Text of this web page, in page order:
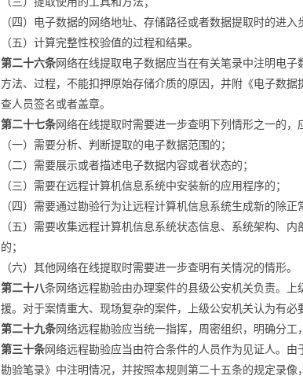
（四）电子数据的网络地址、存储路径或者数据提取时的进入
（五）计算完整性校验值的过程和结果。
第二十六条网络在线提取电子数据应当在有关笔录中注明电
方法、过程，不能扣押原始存储介质的原因，并附《电子数
查人员签名或者盖章。
第二十七条网络在线提取时需要进一步查明下列情形之一的，
（一）需要分析、判断提取的电子数据范围的；
（二）需要展示或者描述电子数据内容或者状态的；
（三）需要在远程计算机信息系统中安装新的应用程序的；
（四）需要通过勘验行为让远程计算机信息系统生成新的除正
（五）需要收集远程计算机信息系统状态信息、系统架构、
的；
（六）其他网络在线提取时需要进一步查明有关情况的情形。
第二十八条网络远程勘验由办理案件的县级公安机关负责。
援。对于案情重大、现场复杂的案件，上级公安机关认为有必
第二十九条网络远程勘验应当统一指挥，周密组织，明确分工
第三十条网络远程勘验应当由符合条件的人员作为见证人。
勘验笔录》中注明情况，并按照本规则第二十五条的规定录